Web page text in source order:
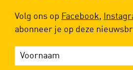
Volg ons op Facebook,
abonneer je op deze